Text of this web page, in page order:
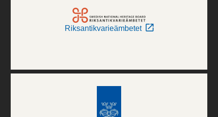
Riksantikvarieämbetet